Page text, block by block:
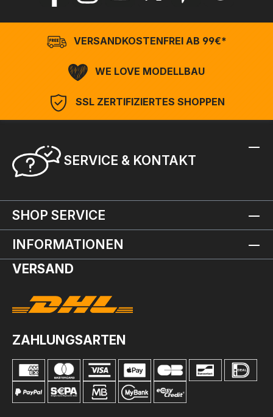
VERSANDKOSTENFREI AB 99€*
WE LOVE MODELLBAU
SSL ZERTIFIZIERTES SHOPPEN
SERVICE & KONTAKT
SHOP SERVICE
INFORMATIONEN
VERSAND
ZAHLUNGSARTEN